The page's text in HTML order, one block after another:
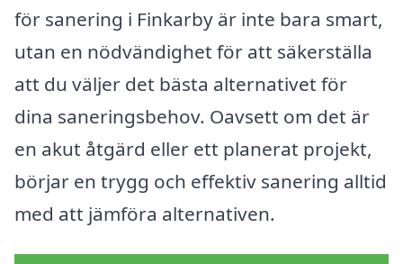
för sanering i Finkarby är inte bara smart,
utan en nödvändighet för att säkerställa
att du väljer det bästa alternativet för
dina saneringsbehov. Oavsett om det är
en akut åtgärd eller ett planerat projekt,
börjar en trygg och effektiv sanering alltid
med att jämföra alternativen.